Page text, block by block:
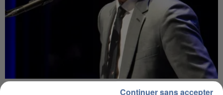
Continuer sans accepter